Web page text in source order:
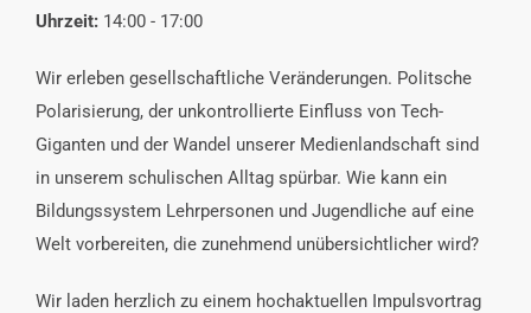
KONTAKT
Uhrzeit: 14:00 - 17:00
Wir erleben gesellschaftliche Veränderungen. Politsche
Polarisierung, der unkontrollierte Einfluss von Tech-
Giganten und der Wandel unserer Medienlandschaft sind
in unserem schulischen Alltag spürbar. Wie kann ein
Bildungssystem Lehrpersonen und Jugendliche auf eine
Welt vorbereiten, die zunehmend unübersichtlicher wird?
Wir laden herzlich zu einem hochaktuellen Impulsvortrag